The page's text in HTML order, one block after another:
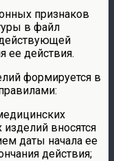
признаков
в файл
ее действия.
формируется в
вносятся
даты начала ее
действия;